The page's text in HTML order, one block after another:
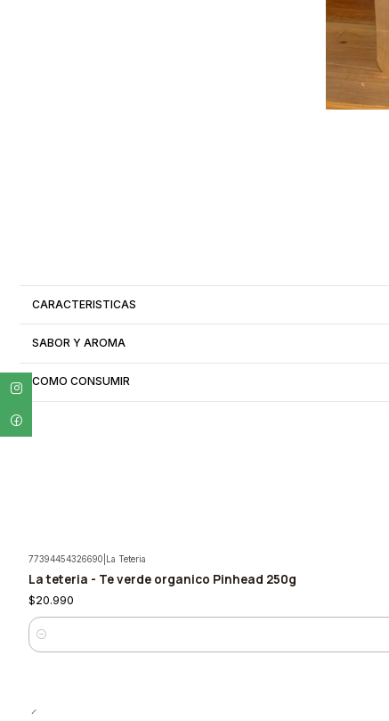
CARACTERISTICAS
SABOR Y AROMA
COMO CONSUMIR
77394454326690 La Teteria
La teteria - Te verde organico Pinhead 250g
$20.990
Cantidad